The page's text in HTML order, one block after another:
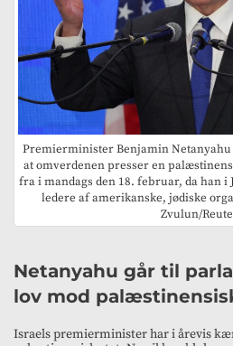
Premierminister Benjamin
at omverdenen presser en
fra i mandags den 18. februar, da han i
ledere af amerikanske, jødiske
Zvulun/
Netanyahu går til
lov mod
Israels premierminister har i årevis